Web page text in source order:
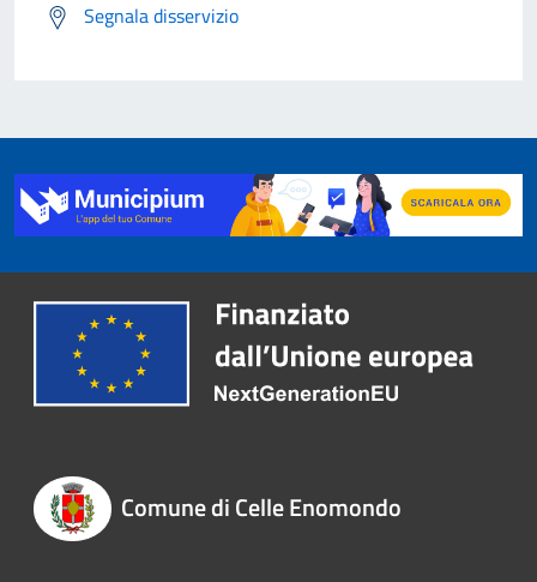
Segnala disservizio
Comune di Celle Enomondo